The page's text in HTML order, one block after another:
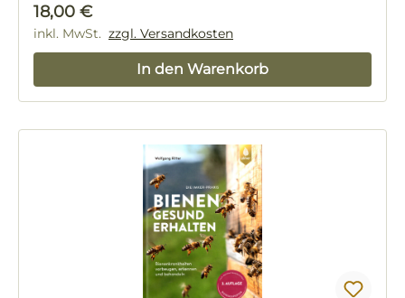
Regulärer Preis:
18,00 €
inkl. MwSt. zzgl. Versandkosten
In den Warenkorb